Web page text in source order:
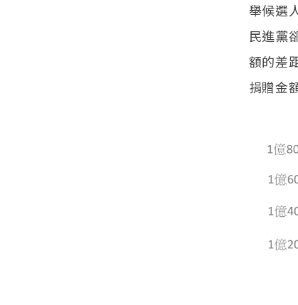
舉候選
民進黨
額的差
捐贈金